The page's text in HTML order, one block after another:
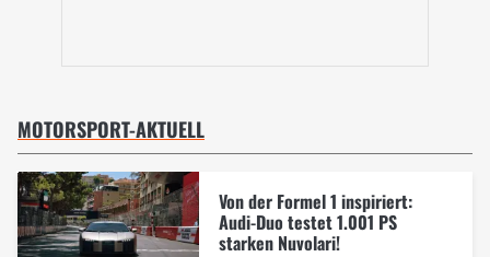
MOTORSPORT-AKTUELL
Von der Formel 1 inspiriert:
Audi-Duo testet 1.001 PS
starken Nuvolari!